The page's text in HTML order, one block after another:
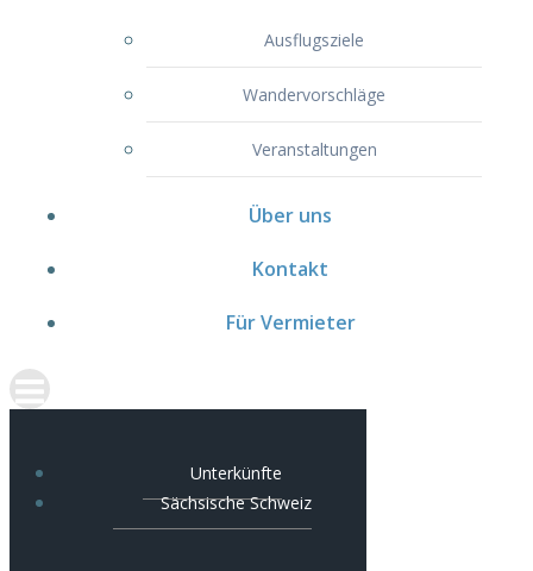
Ausflugsziele
Wandervorschläge
Veranstaltungen
Über uns
Kontakt
Für Vermieter
Unterkünfte
Sächsische Schweiz